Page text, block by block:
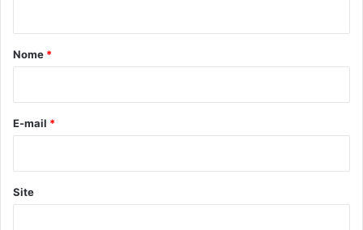
r
*
Nome *
E-mail *
Site